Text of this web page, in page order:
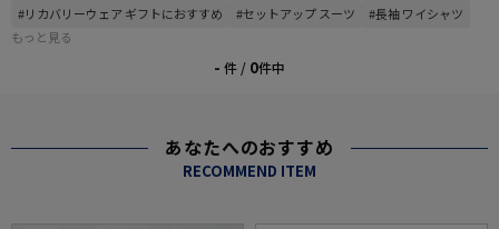
#リカバリーウェア ギフトにおすすめ
#セットアップ スーツ
#長袖 ワイシャツ
もっと見る
- 件 / 0件中
あなたへのおすすめ
RECOMMEND ITEM